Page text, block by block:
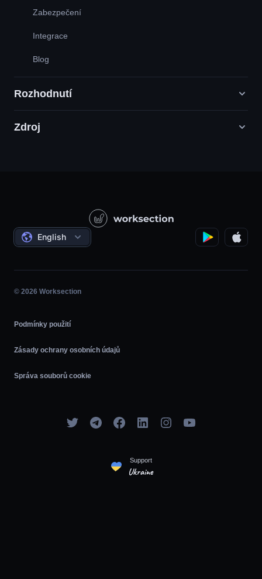
Zabezpečení
Integrace
Blog
Rozhodnutí
Agentury digitálního marketingu
Státní / Sociální projekty
Řízení projektů
Hodina
Agilní
Zdroj
Dohody
English
© 2026 Worksection
Podmínky použití
Zásady ochrany osobních údajů
Správa souborů cookie
Support
Ukraine